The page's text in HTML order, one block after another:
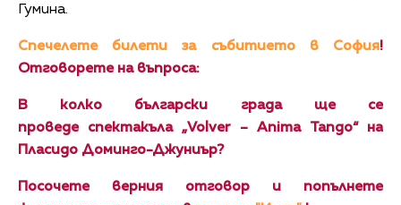
Гумина.
Спечелете билети за събитието в София!
Отговорете на въпроса:
В колко български града ще се
проведе спектакъла „Volver – Anima Tango“ на
Пласидо Доминго-Джуниър?
Посочете верния отговор и попълнете